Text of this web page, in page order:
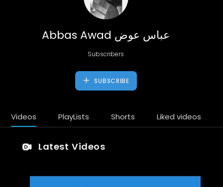
Abbas Awad عباس عوض
Subscribers
SUBSCRIBE
Videos PlayLists Shorts Liked videos
Latest Videos